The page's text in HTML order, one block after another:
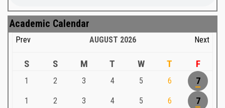
Academic Calendar
Prev AUGUST 2026 Next
S S M T W T F
1 2 3 4 5 6 7
1 2 3 4 5 6 7